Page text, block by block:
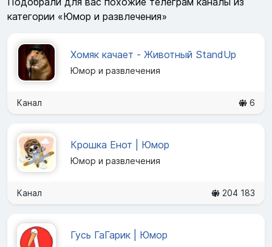
категории «Юмор и развлечения»
Хомяк качает - Животный StandUp
Юмор и развлечения
Канал 6
Крошка Енот | Юмор
Юмор и развлечения
Канал 204 183
Гусь ГаГарик | Юмор